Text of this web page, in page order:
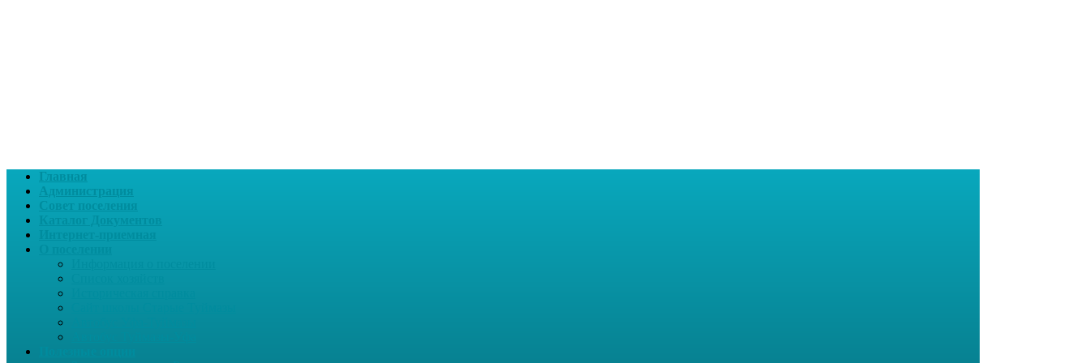
Главная
Администрация
Совет поселения